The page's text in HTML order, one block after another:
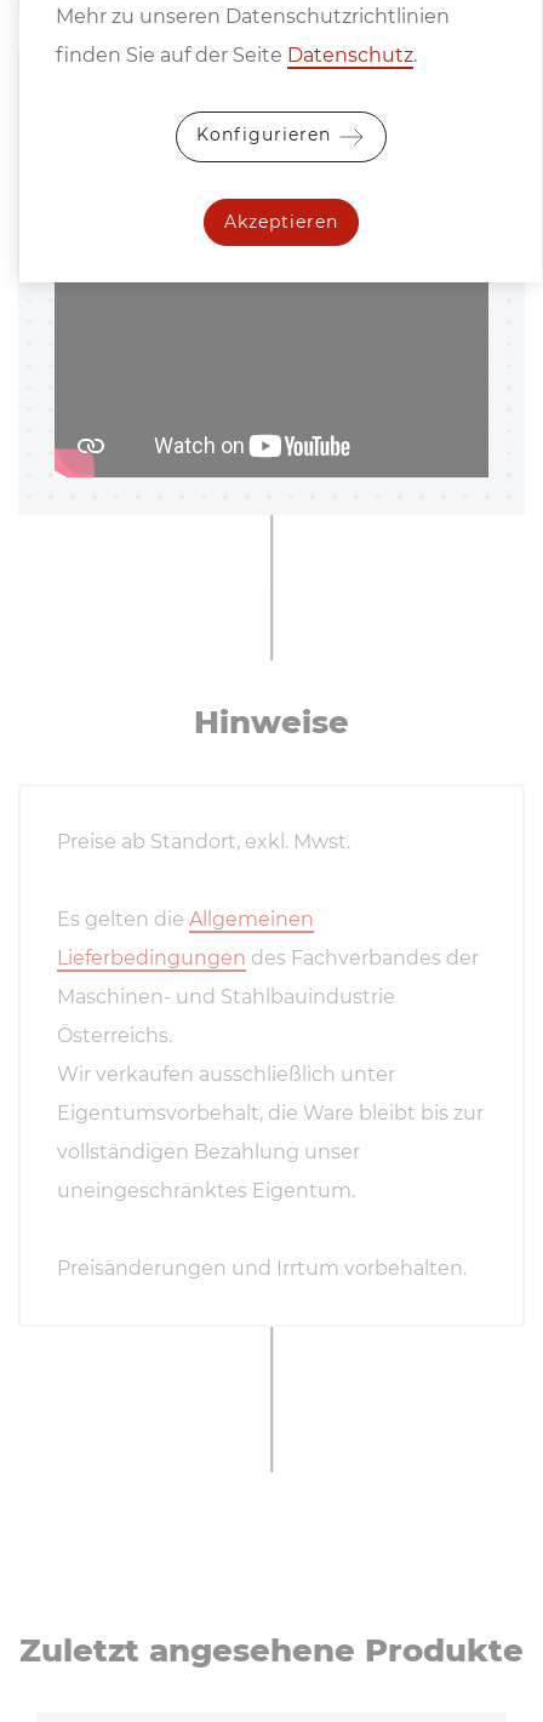
Pro­dukt­vi­deo
Hy­drau­li­sche Lang­ab­kant­ma­schi­ne
Hinweise
Preise ab Standort, exkl. Mwst.
Es gelten die Allgemeinen
Lieferbedingungen des Fachverbandes der
Maschinen- und Stahlbauindustrie
Österreichs.
Wir verkaufen ausschließlich unter
Eigentumsvorbehalt, die Ware bleibt bis zur
vollständigen Bezahlung unser
uneingeschränktes Eigentum.
Preisänderungen und Irrtum vorbehalten.
Zuletzt angesehene Produkte
Mehr zu unseren Datenschutzrichtlinien
finden Sie auf der Seite Datenschutz.
Konfigurieren
Akzeptieren